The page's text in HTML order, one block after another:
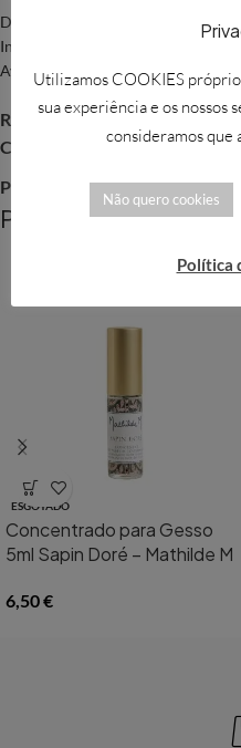
Descrição
Informação adicional
Avaliações (0)
REF:MAT017
Categorias:
Gessos
Partilhar:
Produtos
ESGOTADO
Concentrado para Gesso
5ml Sapin Doré – Mathilde M
6,50€
Utilizamos COOKIES
sua experiência e os nossos
consideramos que
Não quero cookies
Política